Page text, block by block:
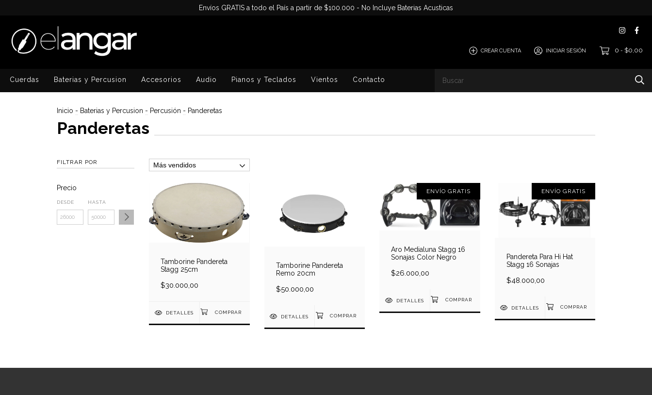
Envíos GRATIS a todo el País a partir de $100.000 - No Incluye Baterias Acusticas
CREAR CUENTA INICIAR SESIÓN 0 - $0,00
Cuerdas Baterias y Percusion Accesorios Audio Pianos y Teclados Vientos Contacto
Inicio - Baterias y Percusion - Percusión - Panderetas
Panderetas
FILTRAR POR
Precio
DESDE HASTA
Tamborine Pandereta
Stagg 25cm
$30.000,00
DETALLES
Tamborine Pandereta
Remo 20cm
$50.000,00
DETALLES
ENVÍO GRATIS
Aro Medialuna Stagg 16
Sonajas Color Negro
$26.000,00
DETALLES
ENVÍO GRATIS
Pandereta Para Hi Hat
Stagg 16 Sonajas
$48.000,00
DETALLES